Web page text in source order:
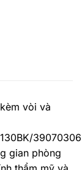
vòi và
39070306
gian phòng